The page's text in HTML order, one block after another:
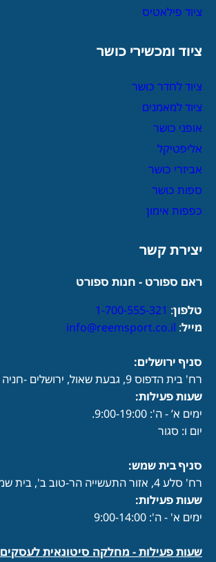
ציוד פילאטיס
ציוד ומכשירי כושר
ציוד לחדר כושר
ציוד למאמנים
אופני כושר
אליפטיקל
אביזרי כושר
ספות כושר
כפפות אימון
יצירת קשר
ראם ספורט - חנות ספורט
טלפון:
1-700-555-321
מייל:
info@reemsport.co.il
סניף ירושלים:
רח' בית הדפוס 9, גבעת שאול, ירושלים -חניה חינם
שעות פעילות:
ימים א’ - ה': 9:00-19:00.
יום ו: סגור
סניף בית שמש:
רח' סלע 4, אזור התעשייה הר-טוב ב', בית שמש - חניה חינם
שעות פעילות:
ימים א' - ה': 9:00-14:00
שעות פעילות - מחלקה סיטונאית לעסקים